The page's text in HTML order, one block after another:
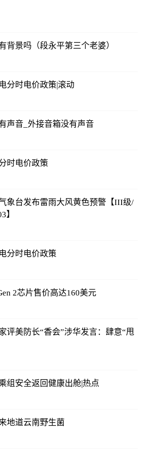
背景吗（段永平第三个老婆）
分时电价政策|滚动
声音_外接音箱没有声音
时电价政策
象台发布雷雨大风黄色预警【III级/
】
分时电价政策
2芯片售价高达160美元
评美防长“香会”涉华发言：肆意“甩
组安全返回健康出舱|热点
地道云南野生菌